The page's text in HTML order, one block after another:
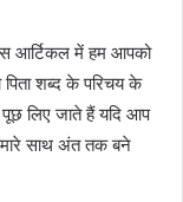
आर्टिकल में हम आपको
शब्द के परिचय के
पूछ लिए जाते हैं यदि आप
साथ अंत तक बने